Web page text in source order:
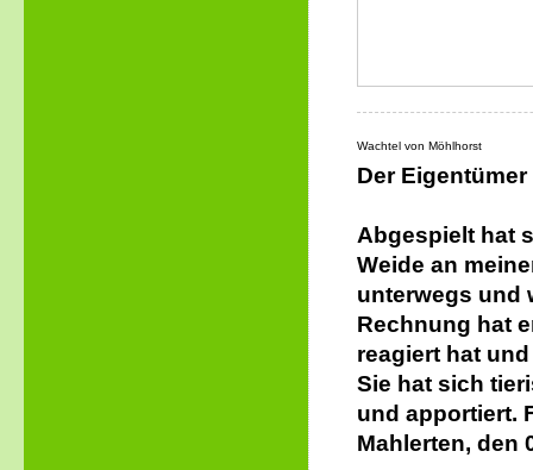
Wachtel von Möhlhorst
Der
Abgespielt hat
Weide an
unterwegs und
Rechnung hat
reagiert hat
Sie hat sich
und apportiert.
Mahlerten, den